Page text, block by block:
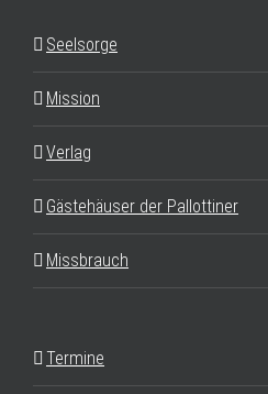
Seelsorge
Mission
Verlag
Gästehäuser der Pallottiner
Missbrauch
Termine